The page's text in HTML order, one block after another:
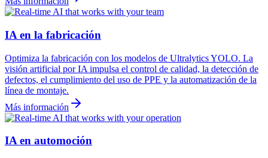
IA en la fabricación
Optimiza la fabricación con los modelos de Ultralytics YOLO. La
visión artificial por IA impulsa el control de calidad, la detección de
defectos, el cumplimiento del uso de PPE y la automatización de la
línea de montaje.
Más información
IA en automoción